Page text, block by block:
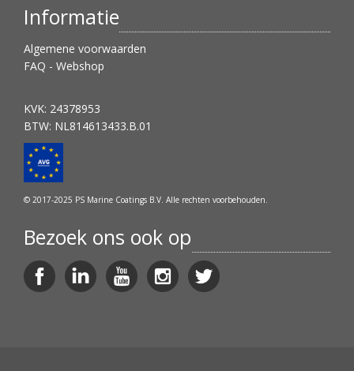
Informatie
Algemene voorwaarden
FAQ - Webshop
KVK: 24378953
BTW: NL814613433.B.01
© 2017-2025 PS Marine Coatings B.V. Alle rechten voorbehouden.
Bezoek ons ook op